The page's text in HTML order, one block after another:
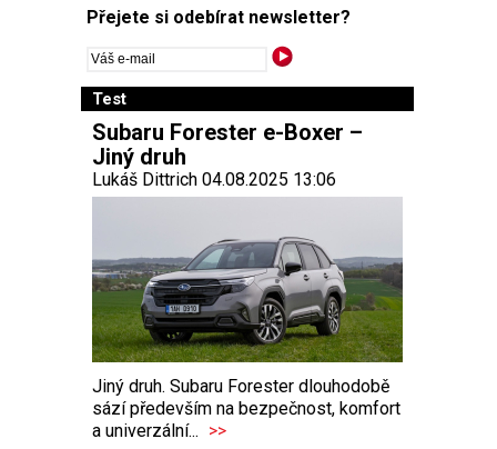
Přejete si odebírat newsletter?
Test
Subaru Forester e-Boxer –
Jiný druh
Lukáš Dittrich 04.08.2025 13:06
Jiný druh. Subaru Forester dlouhodobě
sází především na bezpečnost, komfort
a univerzální... >>